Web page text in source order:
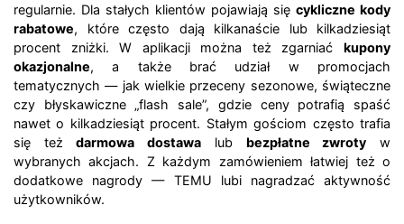
regularnie. Dla stałych klientów pojawiają się cykliczne kody
rabatowe, które często dają kilkanaście lub kilkadziesiąt
procent zniżki. W aplikacji można też zgarniać kupony
okazjonalne, a także brać udział w promocjach
tematycznych — jak wielkie przeceny sezonowe, świąteczne
czy błyskawiczne „flash sale”, gdzie ceny potrafią spaść
nawet o kilkadziesiąt procent. Stałym gościom często trafia
się teżdarmowa dostawa lub bezpłatne zwroty w
wybranych akcjach. Z każdym zamówieniem łatwiej też o
dodatkowe nagrody — TEMU lubi nagradzać aktywność
użytkowników.